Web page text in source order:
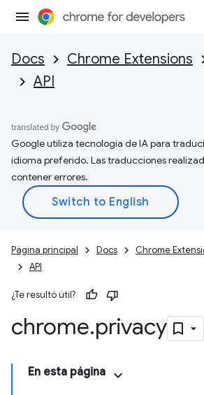
Docs Chrome Extensions
API
Google utiliza tecnología de IA para
idioma preferido. Las traducciones
contener errores.
Página principal Docs Chrome
API
¿Te resultó útil?
chrome.privacy
En esta página